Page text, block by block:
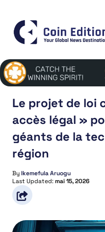
Le projet de loi
accès légal »
géants de la
région
ByIkemefula Aruogu
Last Updated:mai 15, 2026